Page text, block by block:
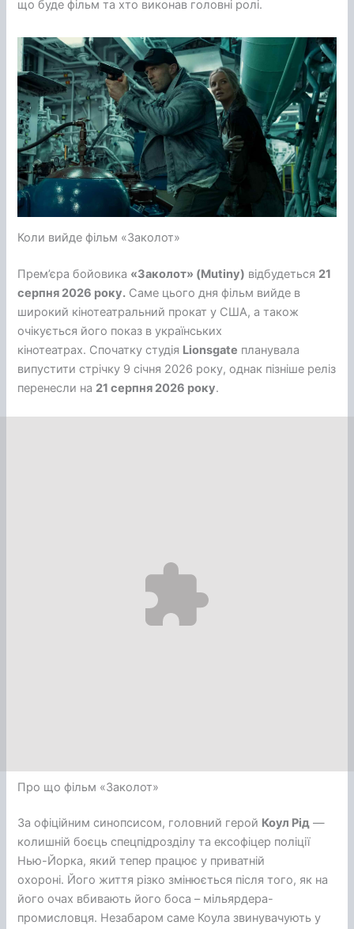
що буде фільм та хто виконав головні ролі.
Коли вийде фільм «Заколот»
Прем’єра бойовика «Заколот» (Mutiny) відбудеться 21
серпня 2026 року. Саме цього дня фільм вийде в
широкий кінотеатральний прокат у США, а також
очікується його показ в українських
кінотеатрах. Спочатку студія Lionsgate планувала
випустити стрічку 9 січня 2026 року, однак пізніше реліз
перенесли на 21 серпня 2026 року.
Про що фільм «Заколот»
За офіційним синопсисом, головний герой Коул Рід —
колишній боєць спецпідрозділу та ексофіцер поліції
Нью-Йорка, який тепер працює у приватній
охороні. Його життя різко змінюється після того, як на
його очах вбивають його боса – мільярдера-
промисловця. Незабаром саме Коула звинувачують у